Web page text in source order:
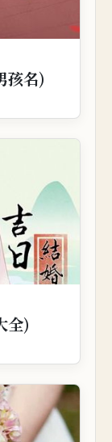
孩名)
全)